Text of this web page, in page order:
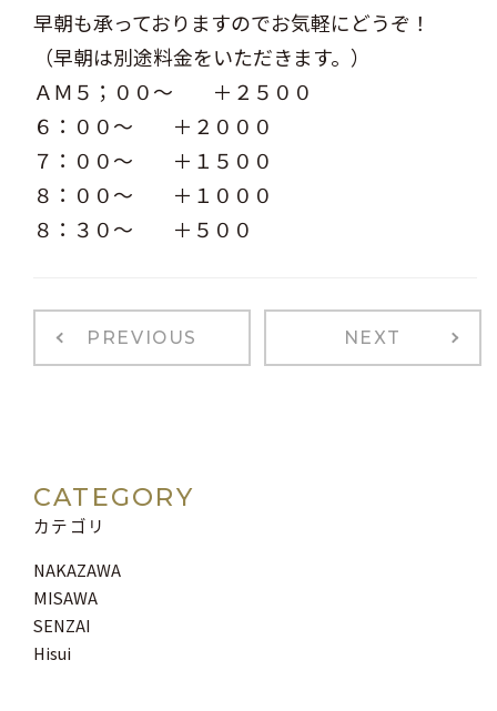
早朝も承っておりますのでお気軽にどうぞ！
（早朝は別途料金をいただきます。）
ＡＭ５；００～ ＋２５００
６：００～ ＋２０００
７：００～ ＋１５００
８：００～ ＋１０００
８：３０～ ＋５００
PREVIOUS NEXT
CATEGORY
カテゴリ
NAKAZAWA
MISAWA
SENZAI
Hisui